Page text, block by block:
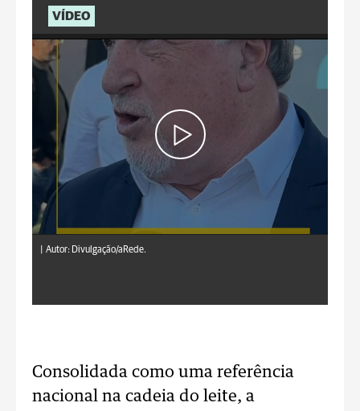
VÍDEO
Autor: Divulgação/aRede.
Consolidada como uma referência
nacional na cadeia do leite, a